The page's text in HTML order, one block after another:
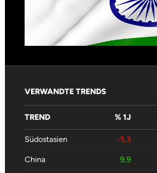
VERWANDTE TRENDS
TREND % 1J
Südostasien -5,3
China 9,9